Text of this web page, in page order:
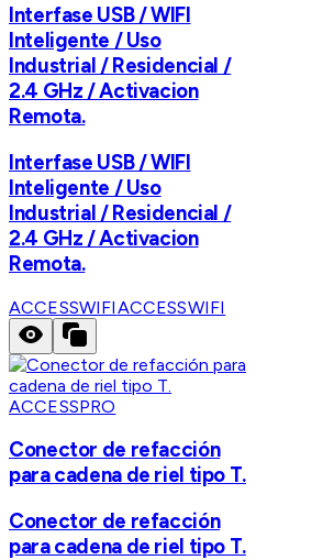
Interfase USB / WIFI
Inteligente / Uso
Industrial / Residencial /
2.4 GHz / Activacion
Remota.
Interfase USB / WIFI
Inteligente / Uso
Industrial / Residencial /
2.4 GHz / Activacion
Remota.
ACCESSWIFIACCESSWIFI
ACCESSPRO
Conector de refacción
para cadena de riel tipo T.
Conector de refacción
para cadena de riel tipo T.